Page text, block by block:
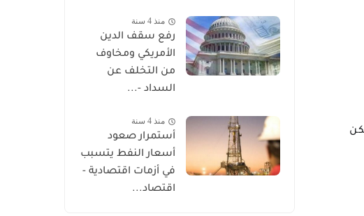
منذ 4 سنة
رفع سقف الدين
الأمريكي ومخاوف
من التخلف عن
السداد -...
منذ 4 سنة
أستمرار صعود
أسعار النفط يتسبب
في أزمات اقتصادية -
اقتصاد...